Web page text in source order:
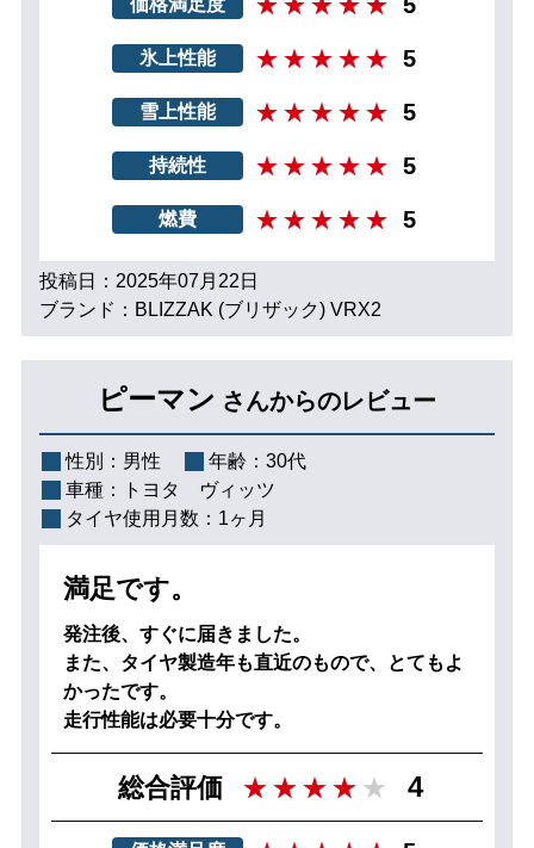
価格満足度
氷上性能 5
雪上性能 5
持続性 5
燃費 5
投稿日：2025年07月22日
ブランド：BLIZZAK (ブリザック) VRX2
ピーマン さんからのレビュー
性別： 男性 年齢： 30代
車種：
トヨタ ヴィッツ
タイヤ使用月数： 1ヶ月
満足です。
発注後、すぐに届きました。
また、タイヤ製造年も直近のもので、とてもよ
かったです。
走行性能は必要十分です。
総合評価 4